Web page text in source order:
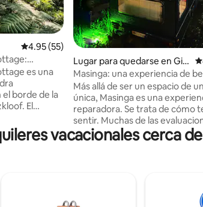
Calificación promedio: 4.95 de 5, 55 reseñas
4.95 (55)
la naturaleza
es una
borde de la
El
pero
modernas
Lugar para quedarse en Gilli
tts
Masinga: una experiencia de
única
Más allá de ser un espacio de
única, Masinga es una
reparadora. Se trata de cómo
sentir. Muchas de las
nuestros huéspedes hablan de
calidad y experiencia. Duerme
para el verano, mantas
invierno y una lámpara de
vacacionales cerca